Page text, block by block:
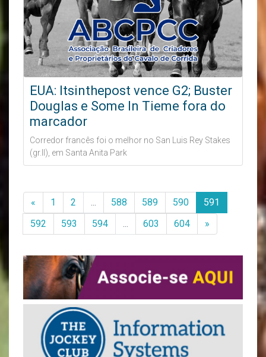
EUA: Itsinthepost vence G2; Buster
Douglas e Some In Tieme fora do
marcador
Corredor francês foi o melhor no San Luis Rey Stakes
(gr.II), em Santa Anita Park
« 1 2 ... 588 589 590
591
592
593 594 ... 603 604 »